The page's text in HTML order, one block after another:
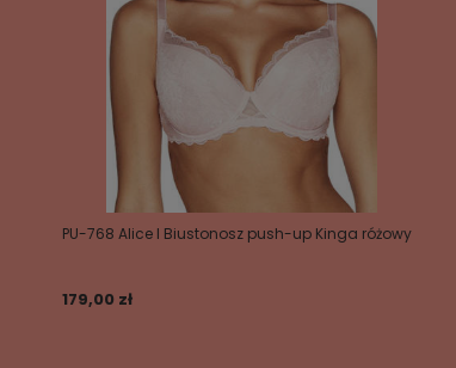
PU-768 Alice I Biustonosz push-up Kinga różowy
179,00 zł